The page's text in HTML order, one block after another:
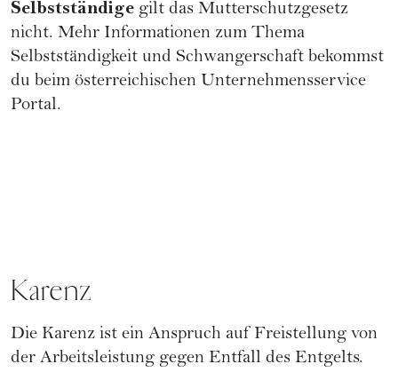
Selbstständige gilt das Mutterschutzgesetz
nicht. Mehr Informationen zum Thema
Selbstständigkeit und Schwangerschaft bekommst
du beim österreichischen Unternehmensservice
Portal.
Karenz
Die Karenz ist ein Anspruch auf Freistellung von
der Arbeitsleistung gegen Entfall des Entgelts.